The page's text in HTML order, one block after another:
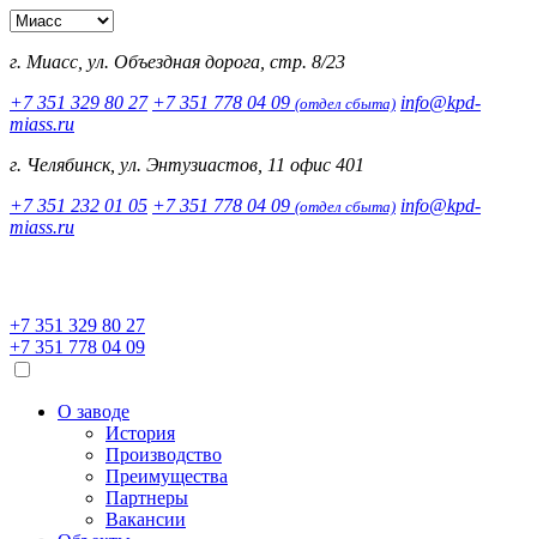
г. Миасс, ул. Объездная дорога, стр. 8/23
+7 351 329 80 27 +7 351 778 04 09 (отдел сбыта) info@kpd-
miass.ru
г. Челябинск, ул. Энтузиастов, 11 офис 401
+7 351 232 01 05 +7 351 778 04 09 (отдел сбыта) info@kpd-
miass.ru
+7 351 329 80 27
+7 351 778 04 09
О заводе
История
Производство
Преимущества
Партнеры
Вакансии